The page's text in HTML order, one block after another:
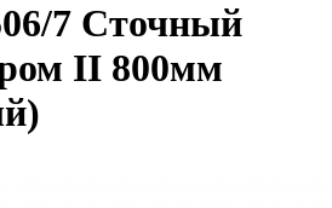
7 Сточный
II 800мм